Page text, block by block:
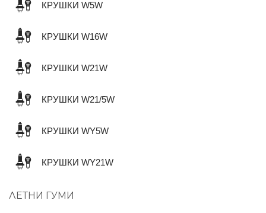
КРУШКИ W5W
КРУШКИ W16W
КРУШКИ W21W
КРУШКИ W21/5W
КРУШКИ WY5W
КРУШКИ WY21W
ЛЕТНИ ГУМИ